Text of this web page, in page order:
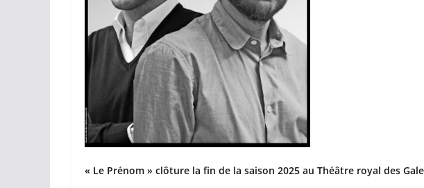
« Le Prénom » clôture la fin de la saison 2025 au Théâtre royal des